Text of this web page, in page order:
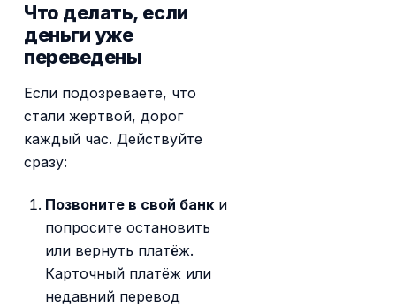
Что делать, если
деньги уже
переведены
Если подозреваете, что
стали жертвой, дорог
каждый час. Действуйте
сразу:
Позвоните в свой банк и
попросите остановить
или вернуть платёж.
Карточный платёж или
недавний перевод